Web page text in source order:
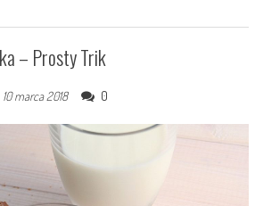
– Prosty Trik
10 marca 2018 0